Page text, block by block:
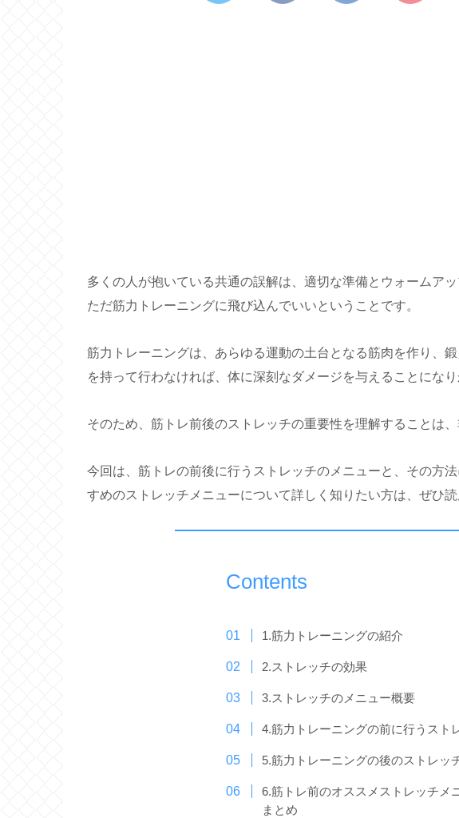
多くの人が抱いている共通の誤解は、適切な準備とウォームア
ただ筋力トレーニングに飛び込んでいいということです。
筋力トレーニングは、あらゆる運動の土台となる筋肉を作り、
を持って行わなければ、体に深刻なダメージを与えることになり
そのため、筋トレ前後のストレッチの重要性を理解することは、
今回は、筋トレの前後に行うストレッチのメニューと、その方
すめのストレッチメニューについて詳しく知りたい方は、ぜひ読
Contents
1.筋力トレーニングの紹介
2.ストレッチの効果
3.ストレッチのメニュー概要
4.筋力トレーニングの前に行うスト
5.筋力トレーニングの後のストレッ
6.筋トレ前のオススメストレッチメ
まとめ